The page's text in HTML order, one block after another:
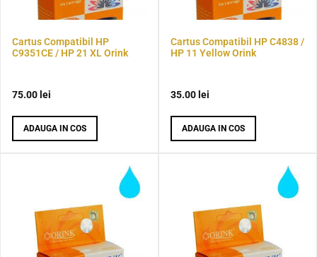
Cartus Compatibil HP
C9351CE / HP 21 XL Orink
75.00 lei
ADAUGA IN COS
Cartus Compatibil HP C4838 /
HP 11 Yellow Orink
35.00 lei
ADAUGA IN COS